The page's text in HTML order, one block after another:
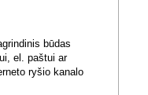
būdas
el. paštui ar
ryšio kanalo